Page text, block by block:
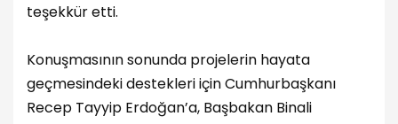
teşekkür etti.
Konuşmasının sonunda projelerin hayata
geçmesindeki destekleri için Cumhurbaşkanı
Recep Tayyip Erdoğan’a, Başbakan Binali